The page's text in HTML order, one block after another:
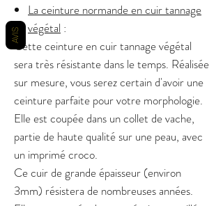
La ceinture normande en cuir tannage
végétal :
Cette ceinture en cuir tannage végétal
sera très résistante dans le temps. Réalisée
sur mesure, vous serez certain d'avoir une
ceinture parfaite pour votre morphologie.
Elle est coupée dans un collet de vache,
partie de haute qualité sur une peau, avec
un imprimé croco.
Ce cuir de grande épaisseur (environ
3mm) résistera de nombreuses années.
AVIS